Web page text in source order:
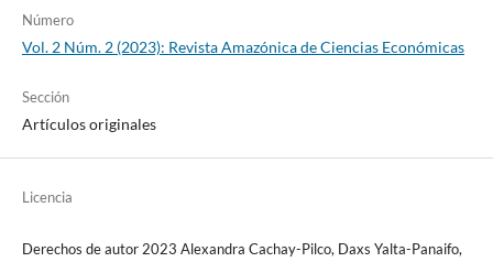
Número
Vol. 2 Núm. 2 (2023): Revista Amazónica de Ciencias Económicas
Sección
Artículos originales
Licencia
Derechos de autor 2023 Alexandra Cachay-Pilco, Daxs Yalta-Panaifo,